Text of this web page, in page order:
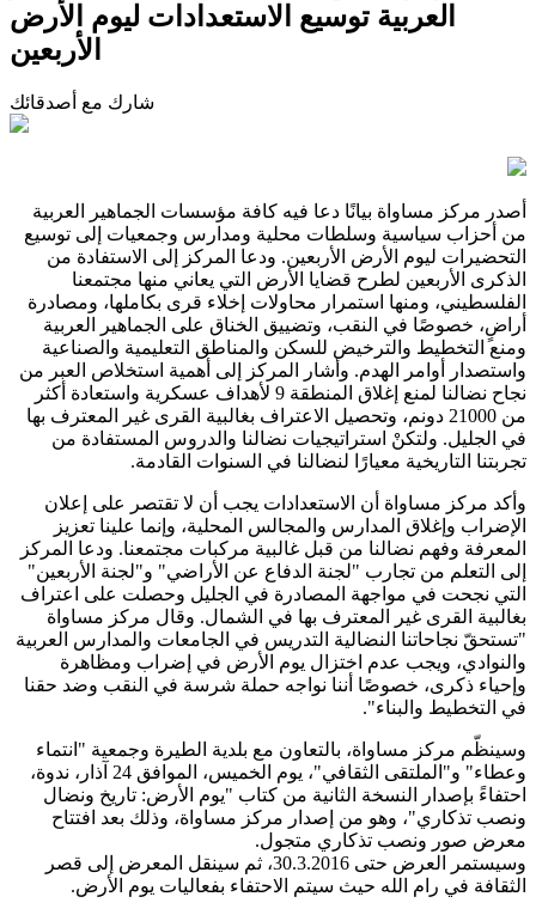
العربية توسيع الاستعدادات ليوم الأرض
الأربعين
شارك مع أصدقائك
أصدر مركز مساواة بيانًا دعا فيه كافة مؤسسات الجماهير العربية
من أحزاب سياسية وسلطات محلية ومدارس وجمعيات إلى توسيع
التحضيرات ليوم الأرض الأربعين. ودعا المركز إلى الاستفادة من
الذكرى الأربعين لطرح قضايا الأرض التي يعاني منها مجتمعنا
الفلسطيني، ومنها استمرار محاولات إخلاء قرى بكاملها، ومصادرة
أراضٍ، خصوصًا في النقب، وتضييق الخناق على الجماهير العربية
ومنع التخطيط والترخيض للسكن والمناطق التعليمية والصناعية
واستصدار أوامر الهدم. وأشار المركز إلى أهمية استخلاص العبر من
نجاح نضالنا لمنع إغلاق المنطقة 9 لأهداف عسكرية واستعادة أكثر
من 21000 دونم، وتحصيل الاعتراف بغالبية القرى غير المعترف بها
في الجليل. ولتكنْ استراتيجيات نضالنا والدروس المستفادة من
تجربتنا التاريخية معيارًا لنضالنا في السنوات القادمة.
وأكد مركز مساواة أن الاستعدادات يجب أن لا تقتصر على إعلان
الإضراب وإغلاق المدارس والمجالس المحلية، وإنما علينا تعزيز
المعرفة وفهم نضالنا من قبل غالبية مركبات مجتمعنا. ودعا المركز
إلى التعلم من تجارب "لجنة الدفاع عن الأراضي" و"لجنة الأربعين"
التي نجحت في مواجهة المصادرة في الجليل وحصلت على اعتراف
بغالبية القرى غير المعترف بها في الشمال. وقال مركز مساواة
"تستحقّ نجاحاتنا النضالية التدريس في الجامعات والمدارس العربية
والنوادي، ويجب عدم اختزال يوم الأرض في إضراب ومظاهرة
وإحياء ذكرى، خصوصًا أننا نواجه حملة شرسة في النقب وضد حقنا
في التخطيط والبناء".
وسينظّم مركز مساواة، بالتعاون مع بلدية الطيرة وجمعية "انتماء
وعطاء" و"الملتقى الثقافي"، يوم الخميس، الموافق 24 آذار، ندوة،
احتفاءً بإصدار النسخة الثانية من كتاب "يوم الأرض: تاريخ ونضال
ونصب تذكاري"، وهو من إصدار مركز مساواة، وذلك بعد افتتاح
معرض صور ونصب تذكاري متجول.
وسيستمر العرض حتى 30.3.2016، ثم سينقل المعرض إلى قصر
الثقافة في رام الله حيث سيتم الاحتفاء بفعاليات يوم الأرض.